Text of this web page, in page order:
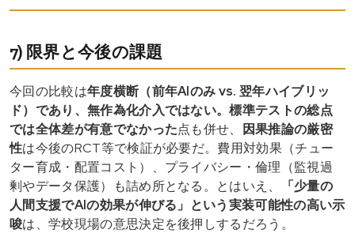
7) 限界と今後の課題
今回の比較は年度横断（前年AIのみ vs. 翌年ハイブリッ
ド） であり、 無作為化介入ではない。標準テストの総点
では全体差が有意でなかった点も併せ、
因果推論の厳密
性は今後のRCT等で検証が必要だ。費用対効果（チュー
ター育成・配置コスト）、プライバシー・倫理（監視過
剰やデータ保護）も詰め所となる。とはいえ、
「少量の
人間支援でAIの効果が伸びる」 という実装可能性の高い示
唆は、学校現場の意思決定を後押しするだろう。